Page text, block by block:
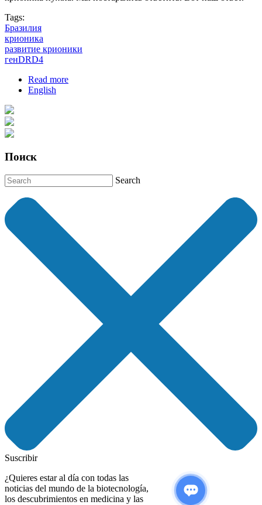
Tags:
Бразилия
крионика
развитие крионики
генDRD4
Read more
English
Поиск
Search
Suscribir
¿Quieres estar al día con todas las
noticias del mundo de la biotecnología,
los descubrimientos en medicina y las